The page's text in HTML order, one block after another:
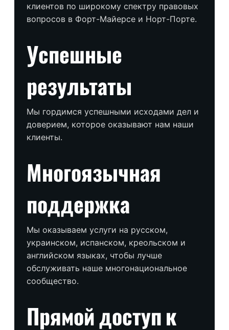
клиентов по широкому спектру правовых
вопросов в Форт-Майерсе и Норт-Порте.
Успешные
результаты
Мы гордимся успешными исходами дел и
доверием, которое оказывают нам наши
клиенты.
Многоязычная
поддержка
Мы оказываем услуги на русском,
украинском, испанском, креольском и
английском языках, чтобы лучше
обслуживать наше многонациональное
сообщество.
Прямой доступ к